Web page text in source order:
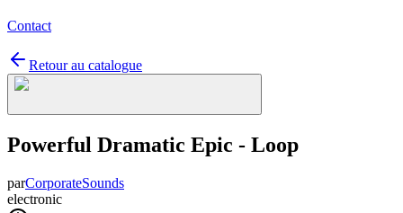
Contact
Retour au catalogue
Powerful Dramatic Epic - Loop
parCorporateSounds
electronic